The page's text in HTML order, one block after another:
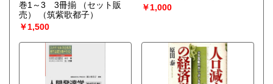
巻1～3 3冊揃 （セット販
売）
（筑紫歌都子）
￥1,500
￥1,000